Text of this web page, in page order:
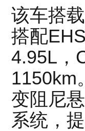
该车搭
搭配
4.95L，
1150km
变阻尼
系统，